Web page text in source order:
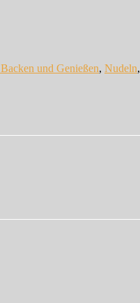
und Genießen, Nudeln,